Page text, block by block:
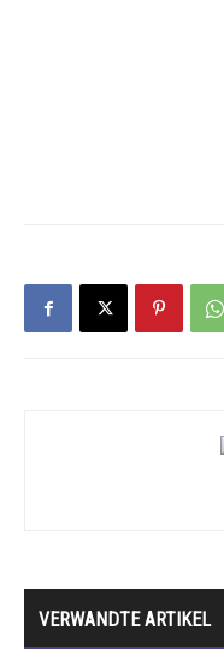
VERWANDTE ARTIKEL